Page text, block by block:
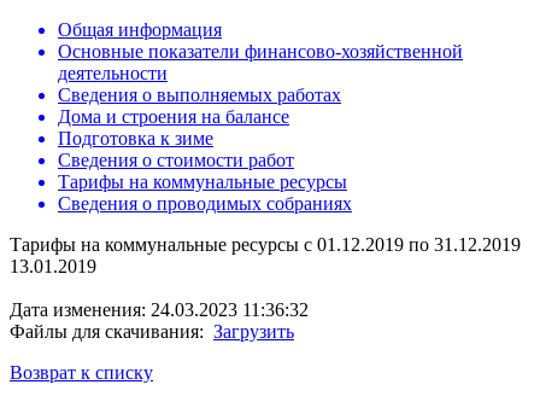
Общая информация
Основные показатели финансово-хозяйственной
деятельности
Сведения о выполняемых работах
Дома и строения на балансе
Подготовка к зиме
Сведения о стоимости работ
Тарифы на коммунальные ресурсы
Сведения о проводимых собраниях
Тарифы на коммунальные ресурсы с 01.12.2019 по 31.12.2019
13.01.2019
Дата изменения: 24.03.2023 11:36:32
Файлы для скачивания: Загрузить
Возврат к списку